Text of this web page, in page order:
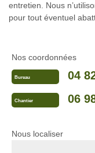
entretien. Nous
pour tout éventuel
Nos coordonnées
Bureau 04
Chantier 06
Nous localiser